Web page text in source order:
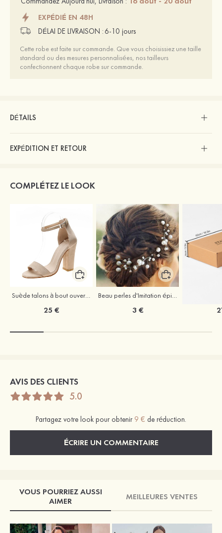
EXPÉDIÉ EN 48H
DÉLAI DE LIVRAISON : 6-10 jours
Cette robe est faite sur commande. Que vous choisissiez une taille
standard ou des mesures personnalisées, nos tailleurs
confectionnent chaque robe sur commande.
DÉTAILS
EXPÉDITION ET RETOUR
COMPLÉTEZ LE LOOK
Suède talons à bout ouvert sandales talon bottier chaussures pour les soirées
25 €
Beau perles d'Imitation épingles à cheveux coiffe
3 €
AVIS DES CLIENTS
5.0
Partagez votre look pour obtenir 9 € de réduction.
ÉCRIRE UN COMMENTAIRE
VOUS POURRIEZ AUSSI
AIMER
MEILLEURES VENTES